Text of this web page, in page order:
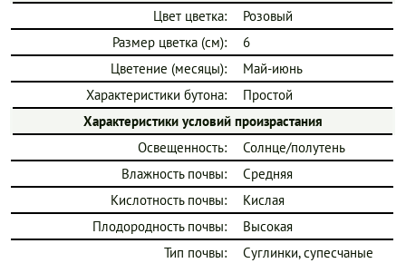
Цвет цветка:
Розовый
Размер цветка (см):
6
Цветение (месяцы):
Май-июнь
Характеристики бутона:
Простой
Характеристики условий произрастания
Освещенность:
Солнце/полутень
Влажность почвы:
Средняя
Кислотность почвы:
Кислая
Плодородность почвы:
Высокая
Тип почвы:
Суглинки, супесчаные